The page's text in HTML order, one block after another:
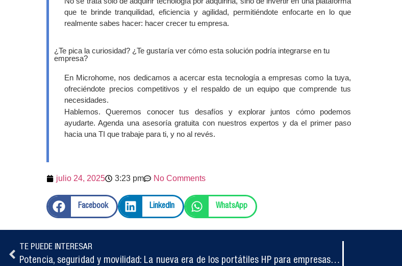
que te brinde tranquilidad, eficiencia y agilidad, permitiéndote enfocarte en lo que
realmente sabes hacer: hacer crecer tu empresa.
¿Te pica la curiosidad? ¿Te gustaría ver cómo esta solución podría integrarse en tu
empresa?
En Microhome, nos dedicamos a acercar esta tecnología a empresas como la tuya,
ofreciéndote precios competitivos y el respaldo de un equipo que comprende tus
necesidades.
Hablemos. Queremos conocer tus desafíos y explorar juntos cómo podemos
ayudarte. Agenda una asesoría gratuita con nuestros expertos y da el primer paso
hacia una TI que trabaje para ti, y no al revés.
julio 24, 2025 3:23 pm No Comments
Facebook LinkedIn WhatsApp
TE PUEDE INTERESAR
Potencia, seguridad y movilidad: La nueva era de los portátiles HP para empresas en Colombia